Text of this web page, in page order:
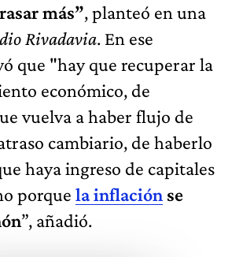
más”, planteó en una
Rivadavia. En ese
que "hay que recuperar la
económico, de
vuelva a haber flujo de
cambiario, de haberlo
haya ingreso de capitales
porque la inflación se
”, añadió.